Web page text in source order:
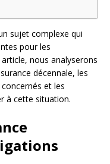
sujet complexe qui
pour les
nous analyserons
décennale, les
et les
à cette situation.